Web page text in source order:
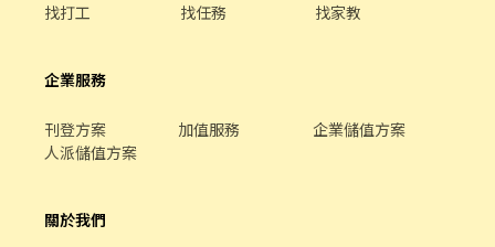
找打工 找任務 找家教
企業服務
刊登方案 加值服務
企業儲值方案
人派儲值方案
關於我們